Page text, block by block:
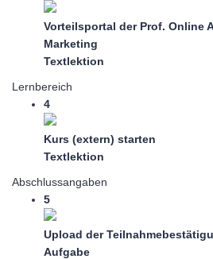
Vorteilsportal der Prof. Online
Marketing
Textlektion
Lernbereich
4
Kurs (extern) starten
Textlektion
Abschlussangaben
5
Upload der
Aufgabe